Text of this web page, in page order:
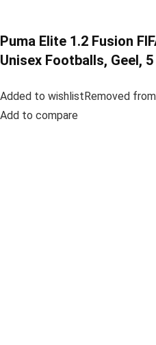
Puma Elite 1.2 Fusion
Unisex Footballs, Geel, 5
Added to wishlistRemoved
Add to compare